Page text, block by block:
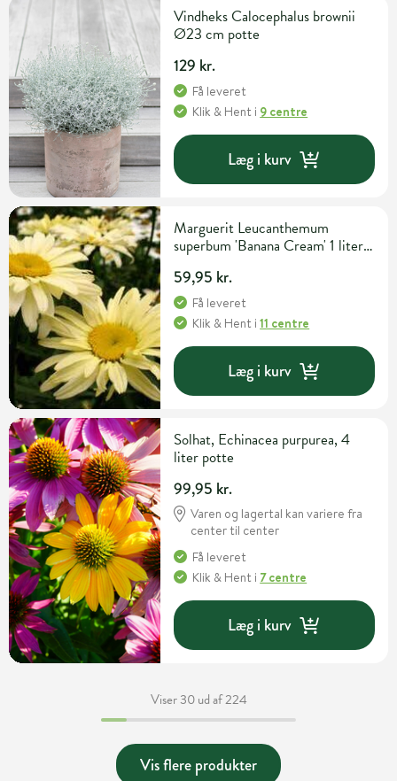
Vindheks Calocephalus brownii
Ø23 cm potte
129 kr.
Få leveret
Klik & Hent i 9 centre
Læg i kurv
Marguerit Leucanthemum
superbum 'Banana Cream' 1 liter
59,95 kr.
Få leveret
Klik & Hent i11 centre
Læg i kurv
Solhat, Echinacea purpurea, 4
liter potte
99,95 kr.
Varen og lagertal kan variere fra
center til center
Få leveret
Klik & Hent i 7 centre
Læg i kurv
Viser 30 ud af 224
Vis flere produkter